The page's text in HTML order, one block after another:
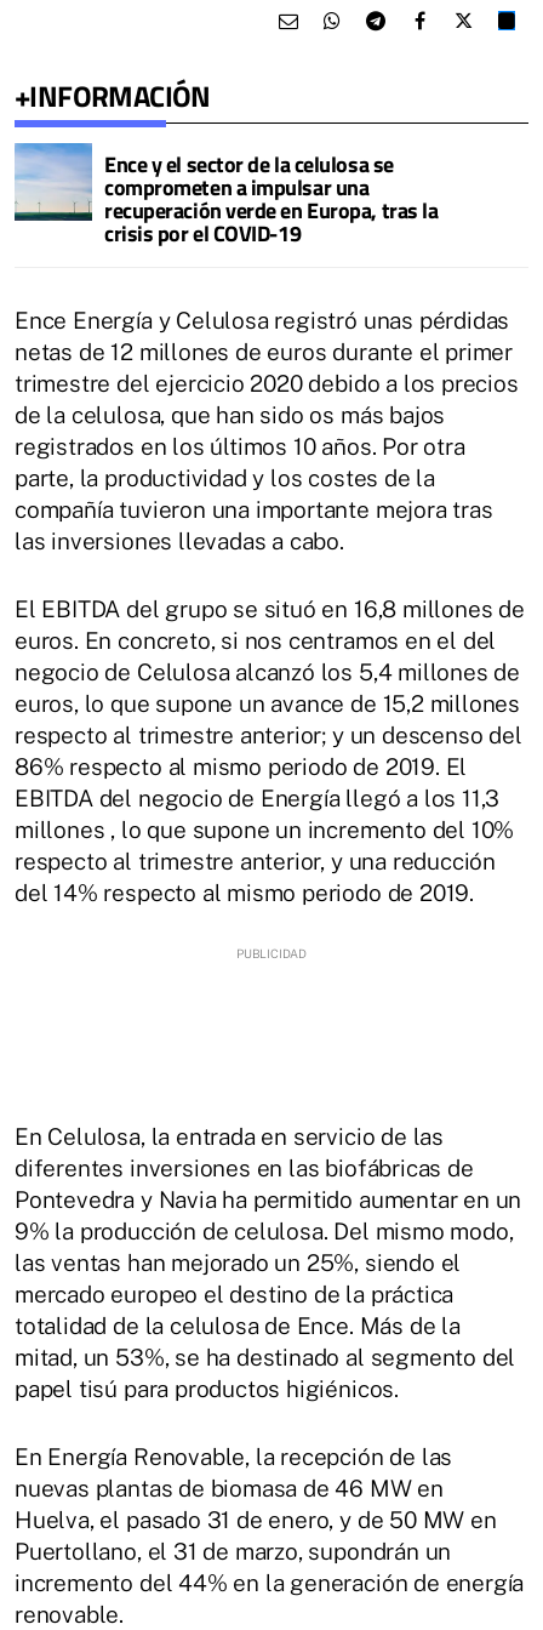
+INFORMACIÓN
Ence y el sector de la celulosa se
comprometen a impulsar una
recuperación verde en Europa, tras la
crisis por el COVID-19
Ence Energía y Celulosa registró unas pérdidas
netas de 12 millones de euros durante el primer
trimestre del ejercicio 2020 debido a los precios
de la celulosa, que han sido os más bajos
registrados en los últimos 10 años. Por otra
parte, la productividad y los costes de la
compañía tuvieron una importante mejora tras
las inversiones llevadas a cabo.
El EBITDA del grupo se situó en 16,8 millones de
euros. En concreto, si nos centramos en el del
negocio de Celulosa alcanzó los 5,4 millones de
euros, lo que supone un avance de 15,2 millones
respecto al trimestre anterior; y un descenso del
86% respecto al mismo periodo de 2019. El
EBITDA del negocio de Energía llegó a los 11,3
millones , lo que supone un incremento del 10%
respecto al trimestre anterior, y una reducción
del 14% respecto al mismo periodo de 2019.
En Celulosa, la entrada en servicio de las
diferentes inversiones en las biofábricas de
Pontevedra y Navia ha permitido aumentar en un
9% la producción de celulosa. Del mismo modo,
las ventas han mejorado un 25%, siendo el
mercado europeo el destino de la práctica
totalidad de la celulosa de Ence. Más de la
mitad, un 53%, se ha destinado al segmento del
papel tisú para productos higiénicos.
En Energía Renovable, la recepción de las
nuevas plantas de biomasa de 46 MW en
Huelva, el pasado 31 de enero, y de 50 MW en
Puertollano, el 31 de marzo, supondrán un
incremento del 44% en la generación de energía
renovable.